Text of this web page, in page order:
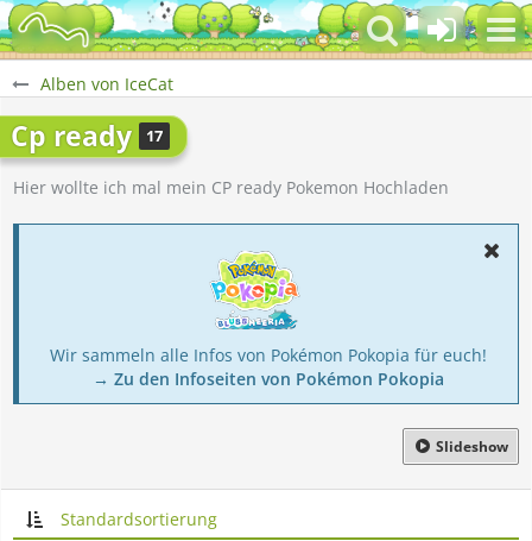
Alben von IceCat
Cp ready 17
Hier wollte ich mal mein CP ready Pokemon Hochladen
Wir sammeln alle Infos von Pokémon Pokopia für euch!
→ Zu den Infoseiten von Pokémon Pokopia
Slideshow
Standardsortierung